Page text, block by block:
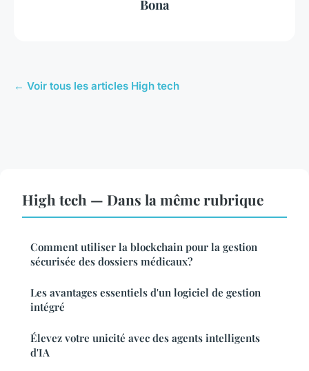
Bona
← Voir tous les articles High tech
High tech — Dans la même rubrique
Comment utiliser la blockchain pour la gestion
sécurisée des dossiers médicaux?
Les avantages essentiels d'un logiciel de gestion
intégré
Élevez votre unicité avec des agents intelligents
d'IA